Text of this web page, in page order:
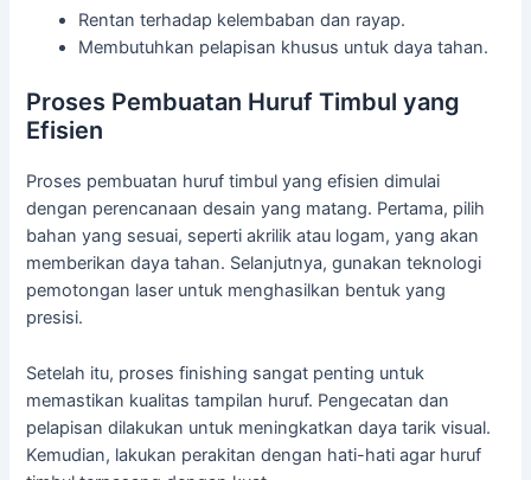
Rentan terhadap kelembaban dan rayap.
Membutuhkan pelapisan khusus untuk daya tahan.
Proses Pembuatan Huruf Timbul yang
Efisien
Proses pembuatan huruf timbul yang efisien dimulai
dengan perencanaan desain yang matang. Pertama, pilih
bahan yang sesuai, seperti akrilik atau logam, yang akan
memberikan daya tahan. Selanjutnya, gunakan teknologi
pemotongan laser untuk menghasilkan bentuk yang
presisi.
Setelah itu, proses finishing sangat penting untuk
memastikan kualitas tampilan huruf. Pengecatan dan
pelapisan dilakukan untuk meningkatkan daya tarik visual.
Kemudian, lakukan perakitan dengan hati-hati agar huruf